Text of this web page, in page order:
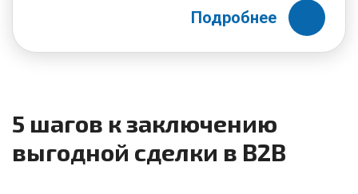
Подробнее
5 шагов к заключению
выгодной сделки в В2В